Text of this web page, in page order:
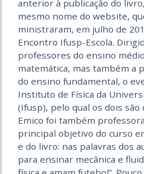
anterior à publicação do
mesmo nome do website,
ministraram, em julho de
Encontro Ifusp-Escola.
professores do ensino
matemática, mas também a
do ensino fundamental, o
Instituto de Física da
(Ifusp), pelo qual os dois
Emico foi também
principal objetivo do curso
e do livro: nas palavras dos
para ensinar mecânica e